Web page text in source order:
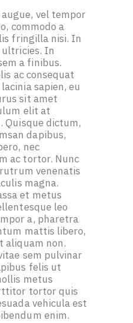
vel tempor
commodo a
fringilla nisi. In
In
a finibus.
ac consequat
sapien, eu
sit amet
elit at
Quisque dictum,
dapibus,
nec
ac tortor. Nunc
venenatis
magna.
et metus
leo
a, pharetra
mattis libero,
aliquam non.
sem pulvinar
felis ut
metus
tortor quis
vehicula est
enim.